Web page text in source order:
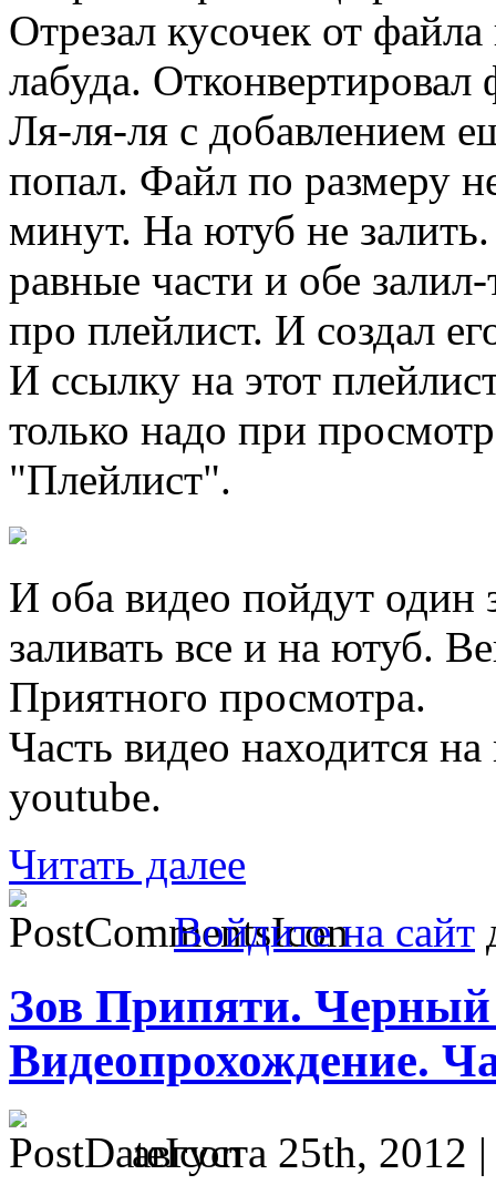
Отрезал кусочек от
лабуда.
Ля-ля-ля с добавлением
попал. Файл по размеру
минут. На ютуб не
равные части и обе
про плейлист. И создал
И ссылку на этот
только надо при
"Плейлист".
И оба видео пойдут один
заливать все и на ютуб.
Приятного просмотра.
Часть видео находится
youtube.
Читать далее
Войдите на сайт
Зов Припяти. Черный
Видеопрохождение.
августа 25th, 2012